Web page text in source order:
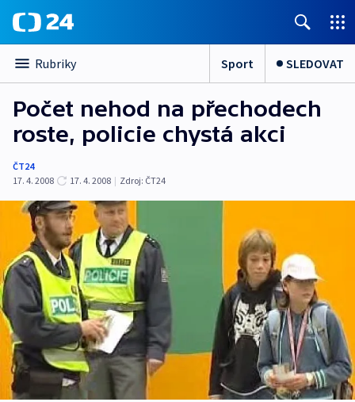
Rubriky Sport SLEDOVAT
Počet nehod na přechodech
roste, policie chystá akci
ČT24
17. 4. 2008
17. 4. 2008 | Zdroj: ČT24